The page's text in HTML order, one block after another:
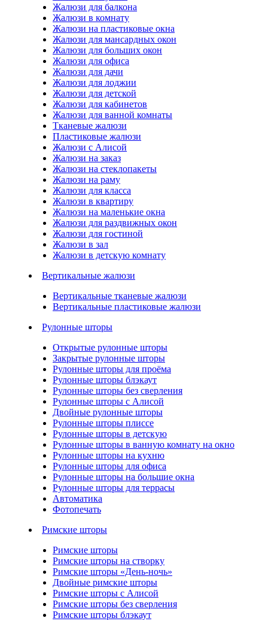
Жалюзи для балкона
Жалюзи в комнату
Жалюзи на пластиковые окна
Жалюзи для мансардных окон
Жалюзи для больших окон
Жалюзи для офиса
Жалюзи для дачи
Жалюзи для лоджии
Жалюзи для детской
Жалюзи для кабинетов
Жалюзи для ванной комнаты
Тканевые жалюзи
Пластиковые жалюзи
Жалюзи с Алисой
Жалюзи на заказ
Жалюзи на стеклопакеты
Жалюзи на раму
Жалюзи для класса
Жалюзи в квартиру
Жалюзи на маленькие окна
Жалюзи для раздвижных окон
Жалюзи для гостиной
Жалюзи в зал
Жалюзи в детскую комнату
Вертикальные жалюзи
Вертикальные тканевые жалюзи
Вертикальные пластиковые жалюзи
Рулонные шторы
Открытые рулонные шторы
Закрытые рулонные шторы
Рулонные шторы для проёма
Рулонные шторы блэкаут
Рулонные шторы без сверления
Рулонные шторы с Алисой
Двойные рулонные шторы
Рулонные шторы плиссе
Рулонные шторы в детскую
Рулонные шторы в ванную комнату на окно
Рулонные шторы на кухню
Рулонные шторы для офиса
Рулонные шторы на большие окна
Рулонные шторы для террасы
Автоматика
Фотопечать
Римские шторы
Римские шторы
Римские шторы на створку
Римские шторы «День-ночь»
Двойные римские шторы
Римские шторы с Алисой
Римские шторы без сверления
Римские шторы блэкаут